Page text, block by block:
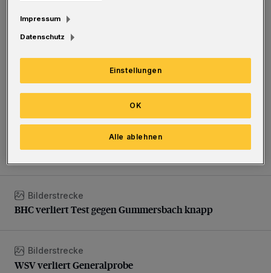
Sommer in der Elberfelder City
BHC verliert Test gegen Gummersbach knapp
Bilderstrecke
BHC verliert Test gegen Gummersbach knapp
WSV verliert Generalprobe
Bilderstrecke
WSV verliert Generalprobe
Impressum
Datenschutz
Einstellungen
Alle ablehnen
OK